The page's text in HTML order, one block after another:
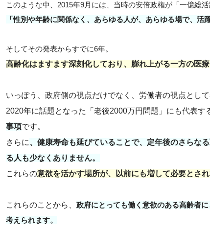
このような中、2015年9月には、当時の安倍政権が「一億総
「性別や年齢に関係なく、あらゆる人が、あらゆる場で、
そしてその発表からすでに6年。
高齢化はますます深刻化しており、膨れ上がる一方の医
いっぽう、政府側の視点だけでなく、労働者の視点として
2020年に話題となった「老後2000万円問題」にも代表す
事項です。
さらに、健康寿命も延びていることで、定年後のさらな
る人も少なくありません。
これらの意欲を活かす場所が、以前にも増して必要とされ
これらのことから、 政府にとっても働く意欲のある高齢者
考えられます。